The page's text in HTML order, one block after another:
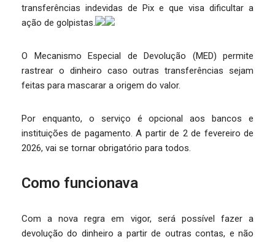
transferências indevidas de Pix e que visa dificultar a
ação de golpistas.
O Mecanismo Especial de Devolução (MED) permite
rastrear o dinheiro caso outras transferências sejam
feitas para mascarar a origem do valor.
Por enquanto, o serviço é opcional aos bancos e
instituições de pagamento. A partir de 2 de fevereiro de
2026, vai se tornar obrigatório para todos.
Como funcionava
Com a nova regra em vigor, será possível fazer a
devolução do dinheiro a partir de outras contas, e não